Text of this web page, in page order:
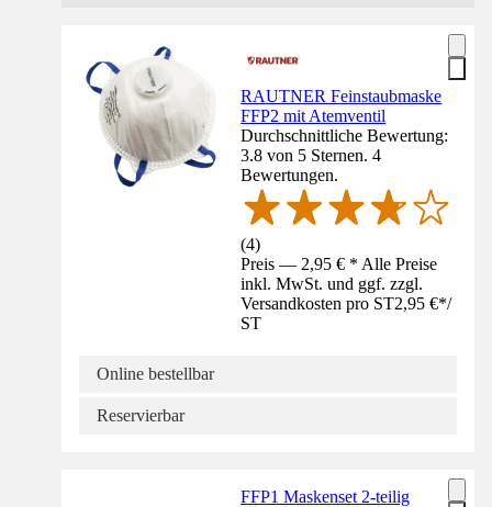
RAUTNER Feinstaubmaske
FFP2 mit Atemventil
Durchschnittliche Bewertung:
3.8 von 5 Sternen. 4
Bewertungen.
(4)
Preis — 2,95 € * Alle Preise
inkl. MwSt. und ggf. zzgl.
Versandkosten pro ST2,95 €*/
ST
Online bestellbar
Reservierbar
FFP1 Maskenset 2-teilig